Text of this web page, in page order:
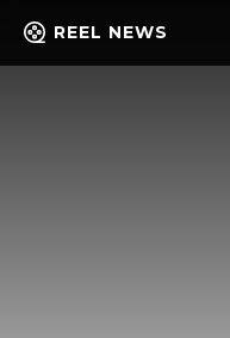
REEL NEWS